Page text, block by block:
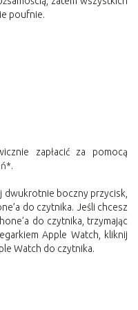
poufnie.
zapłacić za pomocą
dwukrotnie boczny przycisk,
do czytnika. Jeśli chcesz
do czytnika, trzymając
Apple Watch, kliknij
Watch do czytnika.